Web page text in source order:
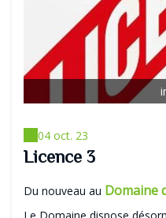
04 oct. 23
Licence 3
Du nouveau au Domaine